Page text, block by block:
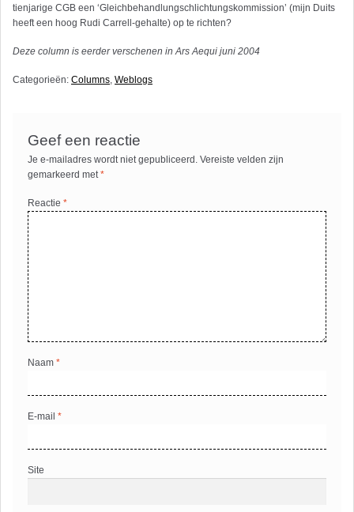
tienjarige CGB een ‘Gleichbehandlungschlichtungskommission’ (mijn Duits
heeft een hoog Rudi Carrell-gehalte) op te richten?
Deze column is eerder verschenen in Ars Aequi juni 2004
Categorieën: Columns, Weblogs
Geef een reactie
Je e-mailadres wordt niet gepubliceerd. Vereiste velden zijn
gemarkeerd met*
Reactie*
Naam*
E-mail*
Site